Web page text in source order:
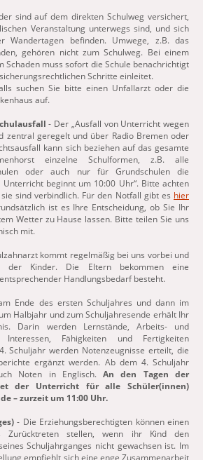
sind auf dem direkten Schulweg versichert,
Veranstaltung unterwegs sind, und sich
Wandertagen befinden. Umwege, z.B. das
gehören nicht zum Schulweg. Bei einem
Schaden muss sofort die Schule benachrichtigt
Schritte einleitet.
suchen Sie bitte einen Unfallarzt oder die
auf.
- Der „Ausfall von Unterricht wegen
zentral geregelt und über Radio Bremen oder
kann sich beziehen auf das gesamte
einzelne Schulformen, z.B. alle
oder auch nur für Grundschulen die
beginnt um 10:00 Uhr“. Bitte achten
sind verbindlich. Für den Notfall gibt es hier
ist es Ihre Entscheidung, ob Sie Ihr
Wetter zu Hause lassen. Bitte teilen Sie uns
mit.
kommt regelmäßig bei uns vorbei und
der Kinder. Die Eltern bekommen eine
Handlungsbedarf besteht.
Ende des ersten Schuljahres und dann im
Halbjahr und zum Schuljahresende erhält Ihr
Darin werden Lernstände, Arbeits- und
Interessen, Fähigkeiten und Fertigkeiten
Schuljahr werden Notenzeugnisse erteilt, die
ergänzt werden. Ab dem 4. Schuljahr
Noten in Englisch.An den Tagen der
der Unterricht für alle Schüler(innen)
– zurzeit um 11:00 Uhr.
- Die Erziehungsberechtigten können einen
Zurücktreten stellen, wenn ihr Kind den
Schuljahrganges nicht gewachsen ist. Im
empfiehlt sich eine enge Zusammenarbeit